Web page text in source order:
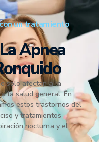
un tratamiento
Apnea
solo afectan a la
la salud general. En
estos trastornos del
y tratamientos
nocturna y el